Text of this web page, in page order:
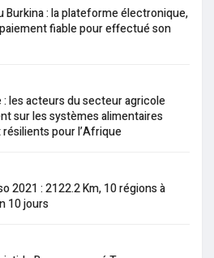
Burkina : la plateforme électronique,
fiable pour effectué son
les acteurs du secteur agricole
sur les systèmes alimentaires
pour l’Afrique
2021 : 2122.2 Km, 10 régions à
10 jours